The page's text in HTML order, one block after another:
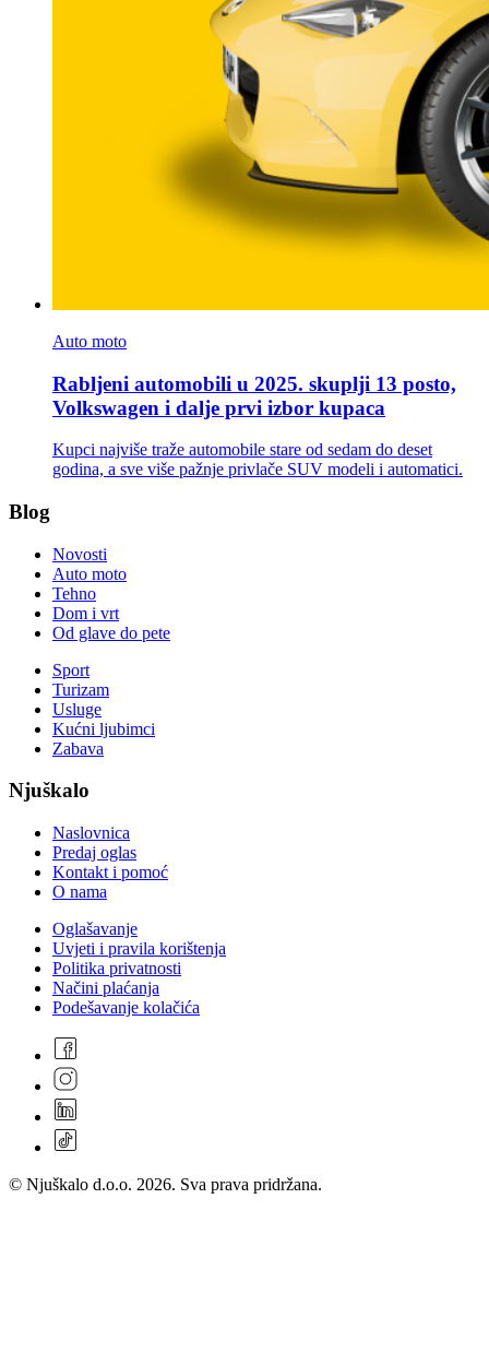
Auto moto
Rabljeni automobili u 2025. skuplji 13 posto,
Volkswagen i dalje prvi izbor kupaca
Kupci najviše traže automobile stare od sedam do deset
godina, a sve više pažnje privlače SUV modeli i automatici.
Blog
Novosti
Auto moto
Tehno
Dom i vrt
Od glave do pete
Sport
Turizam
Usluge
Kućni ljubimci
Zabava
Njuškalo
Naslovnica
Predaj oglas
Kontakt i pomoć
O nama
Oglašavanje
Uvjeti i pravila korištenja
Politika privatnosti
Načini plaćanja
Podešavanje kolačića
© Njuškalo d.o.o. 2026. Sva prava pridržana.